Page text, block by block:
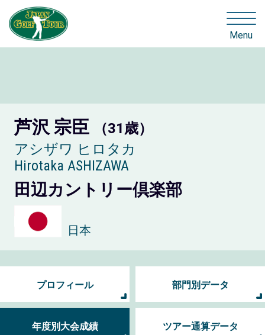
Menu
芦沢 宗臣
（31歳）
アシザワ ヒロタカ
Hirotaka ASHIZAWA
田辺カントリー倶楽部
日本
プロフィール 部門別データ
年度別大会成績 ツアー通算データ